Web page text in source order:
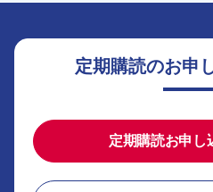
定期購読のお申
定期購読お申し